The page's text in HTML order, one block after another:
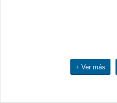
+ Ver más